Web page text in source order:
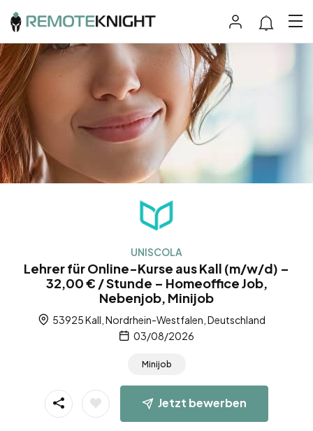
UNISCOLA
Lehrer für Online-Kurse aus Kall (m/w/d) –
32,00 € / Stunde – Homeoffice Job,
Nebenjob, Minijob
53925 Kall, Nordrhein-Westfalen, Deutschland
03/08/2026
Minijob
Jetzt bewerben